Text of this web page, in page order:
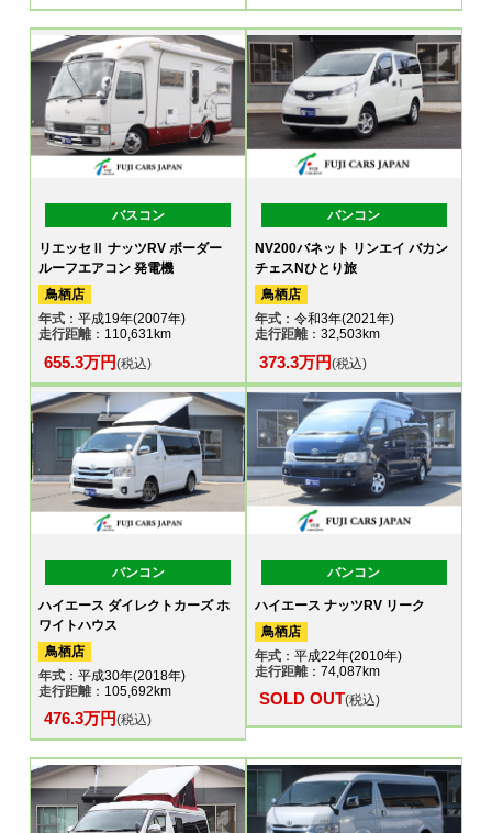
バスコン
リエッセⅡ ナッツRV ボーダー
ルーフエアコン 発電機
鳥栖店
年式 ：平成19年(2007年)
走行距離：110,631km
655.3万円(税込)
バンコン
NV200バネット リンエイ バカン
チェスNひとり旅
鳥栖店
年式：令和3年(2021年)
走行距離：32,503km
373.3万円(税込)
バンコン
ハイエース ダイレクトカーズ ホ
ワイトハウス
鳥栖店
年式 ：平成30年(2018年)
走行距離：105,692km
476.3万円(税込)
バンコン
ハイエース ナッツRV リーク
鳥栖店
年式：平成22年(2010年)
走行距離：74,087km
SOLD OUT(税込)